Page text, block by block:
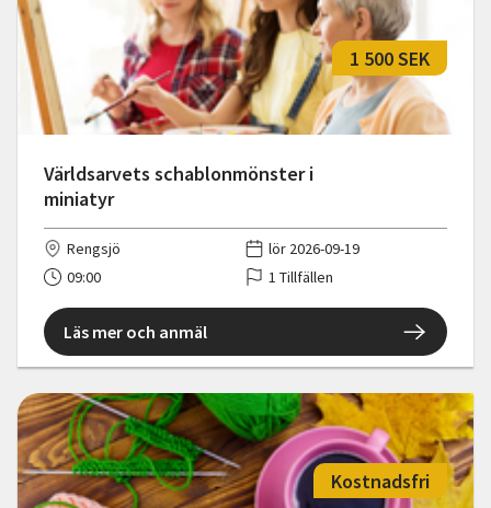
Världsarvets schablonmönster i
miniatyr
1 500 SEK
Rengsjö
lör 2026-09-19
09:00
1 Tillfällen
Läs mer och anmäl
Kostnadsfri